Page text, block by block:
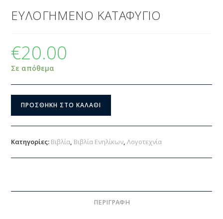
ΕΥΛΟΓΗΜΕΝΟ ΚΑΤΑΦΥΓΙΟ
€20.00
Σε απόθεμα
ΠΡΟΣΘΉΚΗ ΣΤΟ ΚΑΛΆΘΙ
Κατηγορίες: Βιβλία, Βιβλία Ενηλίκων,Λογοτεχνία
ΠΕΡΙΓΡΑΦΉ